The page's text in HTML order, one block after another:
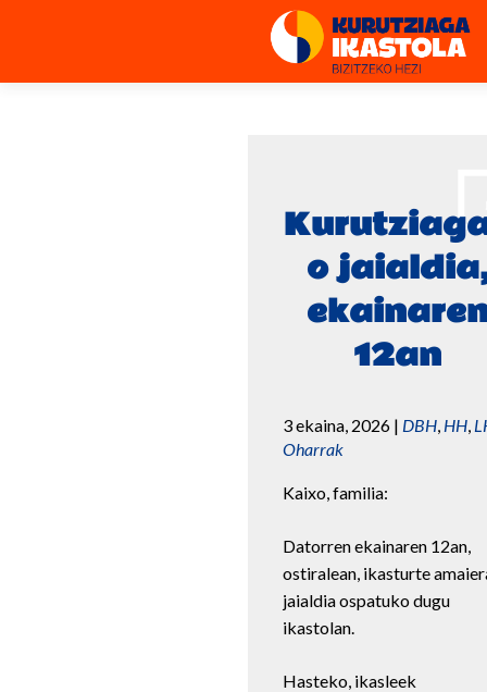
o
12an
3 ekaina, 2026 | DBH, HH,
Oharrak
Kaixo, familia:
Datorren ekainaren 12an,
ostiralean, ikasturte
jaialdia ospatuko dugu
ikastolan.
Hasteko, ikasleek